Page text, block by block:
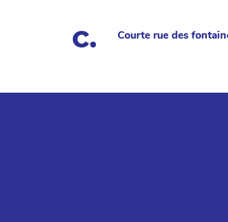
Courte rue des